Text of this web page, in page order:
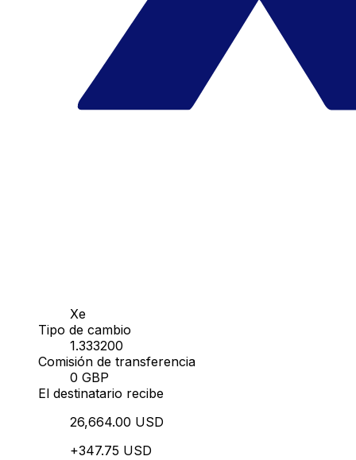
Xe
Tipo de cambio
1.333200
Comisión de transferencia
0 GBP
El destinatario recibe
26,664.00 USD
+347.75 USD